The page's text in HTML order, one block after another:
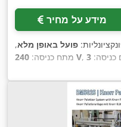
מידע על מחיר
פועל באופן מלא,
מתח כניסה: 240 V כניסה: